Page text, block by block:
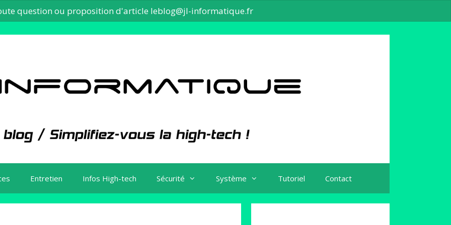
question ou proposition d'article leblog@jl-informatique.fr
Entretien Infos High-tech Sécurité Système Tutoriel Contact